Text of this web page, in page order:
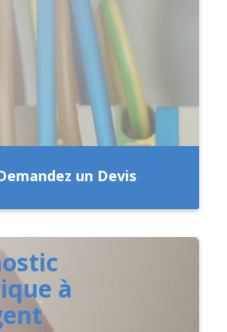
un Devis
à